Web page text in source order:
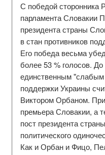
С победой сторонника
парламента Словакии
президента страны
в стан противников
Его победа весьма
более 53 % голосов.
единственным "слабым
поддержки Украины
Виктором Орбаном.
премьера Словакии, а
пост президента
политического
Как и Орбан и Фицо,